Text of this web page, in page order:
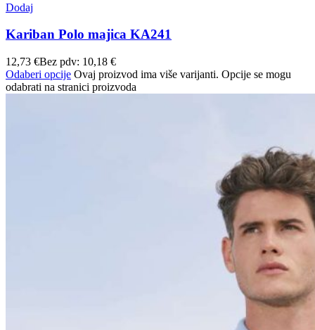
Dodaj
Kariban Polo majica KA241
12,73 €Bez pdv: 10,18 €
Odaberi opcije Ovaj proizvod ima više varijanti. Opcije se mogu
odabrati na stranici proizvoda